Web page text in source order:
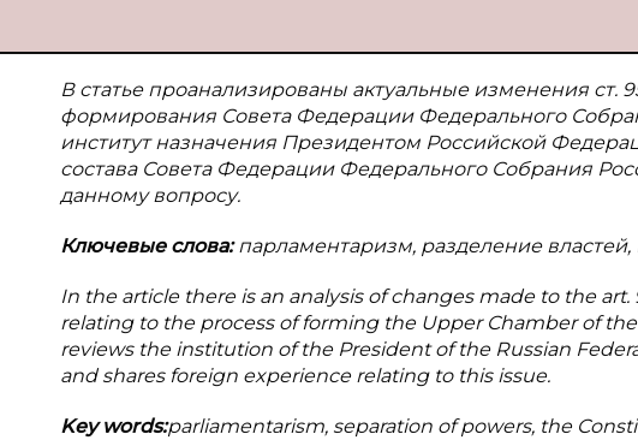
В статье проанализированы актуальные изменения
формирования Совета Федерации Федерального
институт назначения Президентом Российской
состава Совета Федерации Федерального Собрания
данному вопросу.
Ключевые слова: парламентаризм, разделение
In the article there is an analysis of changes made to the
relating to the process of forming the Upper Chamber of
reviews the institution of the President of the Russian
and shares foreign experience relating to this issue.
Key words:parliamentarism, separation of powers, the